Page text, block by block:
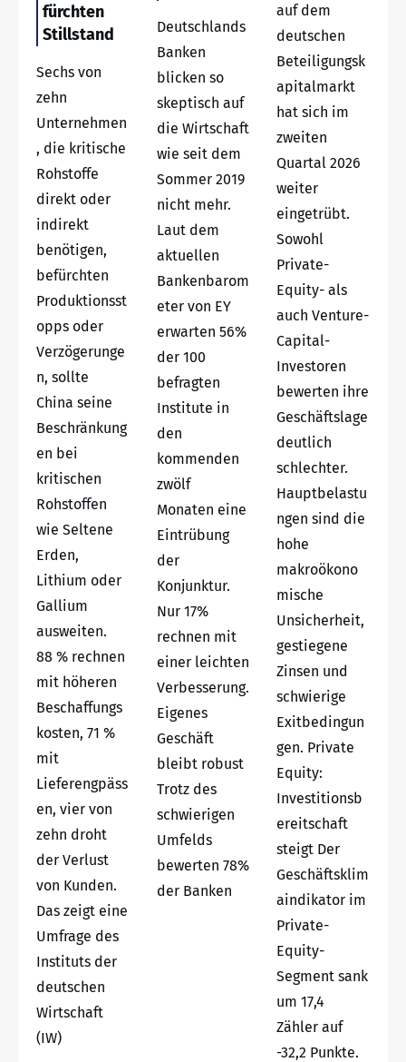
fürchten
Stillstand
Sechs von
zehn
Unternehmen
, die kritische
Rohstoffe
direkt oder
indirekt
benötigen,
befürchten
Produktionsst
opps oder
Verzögerunge
n, sollte
China seine
Beschränkung
en bei
kritischen
Rohstoffen
wie Seltene
Erden,
Lithium oder
Gallium
ausweiten.
88 % rechnen
mit höheren
Beschaffungs
kosten, 71 %
mit
Lieferengpäss
en, vier von
zehn droht
der Verlust
von Kunden.
Das zeigt eine
Umfrage des
Instituts der
deutschen
Wirtschaft
(IW)
Deutschlands
Banken
blicken so
skeptisch auf
die Wirtschaft
wie seit dem
Sommer 2019
nicht mehr.
Laut dem
aktuellen
Bankenbarom
eter von EY
erwarten 56%
der 100
befragten
Institute in
den
kommenden
zwölf
Monaten eine
Eintrübung
der
Konjunktur.
Nur 17%
rechnen mit
einer leichten
Verbesserung.
Eigenes
Geschäft
bleibt robust
Trotz des
schwierigen
Umfelds
bewerten 78%
der Banken
auf dem
deutschen
Beteiligungsk
apitalmarkt
hat sich im
zweiten
Quartal 2026
weiter
eingetrübt.
Sowohl
Private-
Equity- als
auch Venture-
Capital-
Investoren
bewerten ihre
Geschäftslage
deutlich
schlechter.
Hauptbelastu
ngen sind die
hohe
makroökono
mische
Unsicherheit,
gestiegene
Zinsen und
schwierige
Exitbedingun
gen. Private
Equity:
Investitionsb
ereitschaft
steigt Der
Geschäftsklim
aindikator im
Private-
Equity-
Segment sank
um 17,4
Zähler auf
-32,2 Punkte.